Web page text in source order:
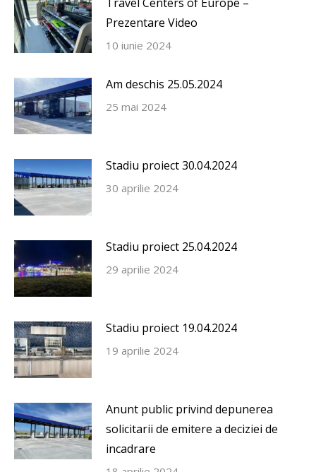
Travel Centers of Europe –
Prezentare Video
10 iunie 2024
Am deschis 25.05.2024
25 mai 2024
Stadiu proiect 30.04.2024
30 aprilie 2024
Stadiu proiect 25.04.2024
29 aprilie 2024
Stadiu proiect 19.04.2024
19 aprilie 2024
Anunt public privind depunerea
solicitarii de emitere a deciziei de
incadrare